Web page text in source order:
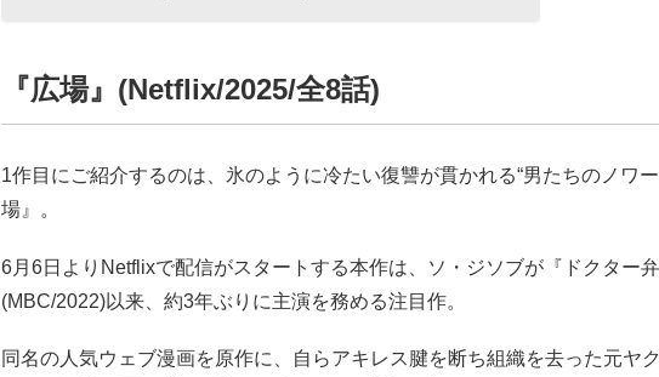
『広場』(Netflix/2025/全8話)
1作目にご紹介するのは、氷のように冷たい復讐が貫かれる“男たちのノワ
場』。
6月6日よりNetflixで配信がスタートする本作は、ソ・ジソブが『ドクター弁
(MBC/2022)以来、約3年ぶりに主演を務める注目作。
同名の人気ウェブ漫画を原作に、自らアキレス腱を断ち組織を去った元ヤ